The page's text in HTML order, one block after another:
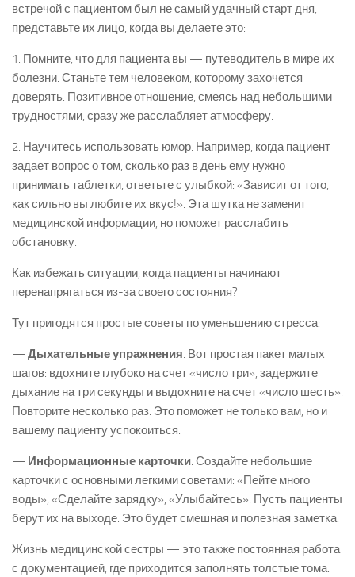
встречой с пациентом был не самый удачный старт дня,
представьте их лицо, когда вы делаете это:
1. Помните, что для пациента вы — путеводитель в мире их
болезни. Станьте тем человеком, которому захочется
доверять. Позитивное отношение, смеясь над небольшими
трудностями, сразу же расслабляет атмосферу.
2. Научитесь использовать юмор. Например, когда пациент
задает вопрос о том, сколько раз в день ему нужно
принимать таблетки, ответьте с улыбкой: «Зависит от того,
как сильно вы любите их вкус!». Эта шутка не заменит
медицинской информации, но поможет расслабить
обстановку.
Как избежать ситуации, когда пациенты начинают
перенапрягаться из-за своего состояния?
Тут пригодятся простые советы по уменьшению стресса:
— Дыхательные упражнения. Вот простая пакет малых
шагов: вдохните глубоко на счет «число три», задержите
дыхание на три секунды и выдохните на счет «число шесть».
Повторите несколько раз. Это поможет не только вам, но и
вашему пациенту успокоиться.
— Информационные карточки. Создайте небольшие
карточки с основными легкими советами: «Пейте много
воды», «Сделайте зарядку», «Улыбайтесь». Пусть пациенты
берут их на выходе. Это будет смешная и полезная заметка.
Жизнь медицинской сестры — это также постоянная работа
с документацией, где приходится заполнять толстые тома.